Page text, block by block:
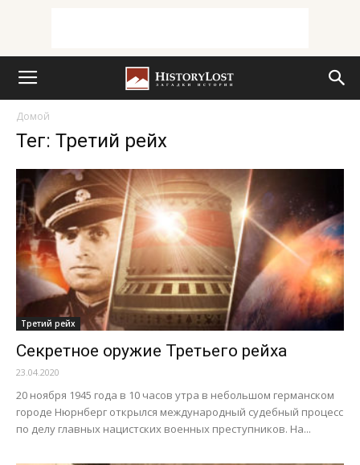
Домой
Тег: Третий рейх
Третий рейх
Секретное оружие Третьего рейха
23.04.2020
20 ноября 1945 года в 10 часов утра в небольшом германском
городе Нюрнберг открылся международный судебный процесс
по делу главных нацистских военных преступников. На...